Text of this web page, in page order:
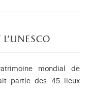
mondial de
partie des 45 lieux